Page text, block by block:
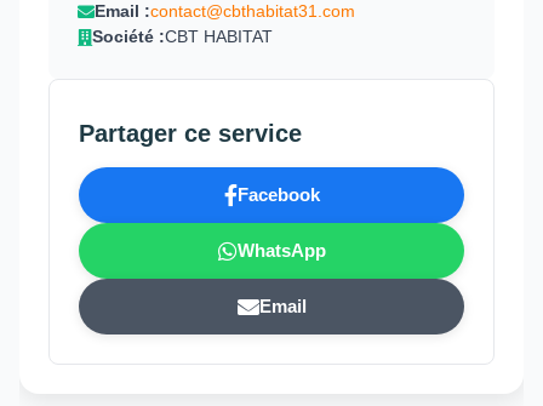
Email :contact@cbthabitat31.com
Société :CBT HABITAT
Partager ce service
Facebook
WhatsApp
Email